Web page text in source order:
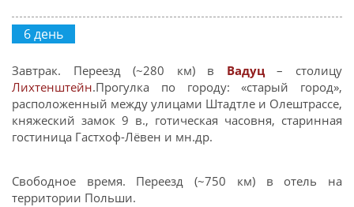
6 день
Завтрак. Переезд (~280 км) в Вадуц– столицу
Лихтенштейн.Прогулка по городу: «старый город»,
расположенный между улицами Штадтле и Олештрассе,
княжеский замок 9 в., готическая часовня, старинная
гостиница Гастхоф-Лёвен и мн.др.
Свободное время. Переезд (~750 км) в отель на
территории Польши.